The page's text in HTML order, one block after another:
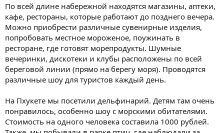
По всей длине набережной находятся магазины, аптеки,
кафе, рестораны, которые работают до позднего вечера.
Можно приобрести различные сувенирные изделия,
попробовать местное мороженое, поужинать в
ресторане, где готовят морепродукты. Шумные
вечеринки, дискотеки и клубы расположены по всей
береговой линии (прямо на берегу моря). Проводятся
различные шоу для туристов каждый день.
На Пхукете мы посетили дельфинарий. Детям там очень
понравилось, особенно шоу с морскими обитателями.
Стоимость на одного человека составила 1000 рублей.